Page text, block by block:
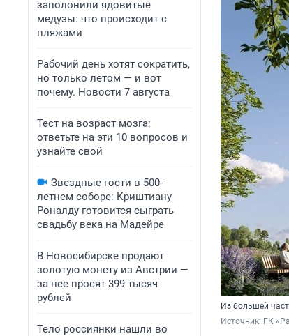
заполонили ядовитые
медузы: что происходит с
пляжами
Рабочий день хотят сократить,
но только летом — и вот
почему. Новости 7 августа
Тест на возраст мозга:
ответьте на эти 10 вопросов и
узнайте свой
Звездные гости в 500-
летнем соборе: Криштиану
Роналду готовится сыграть
свадьбу века на Мадейре
В Новосибирске продают
золотую монету из Австрии —
за нее просят 399 тысяч
рублей
Тело россиянки нашли во
Из большей
Источник: ГК